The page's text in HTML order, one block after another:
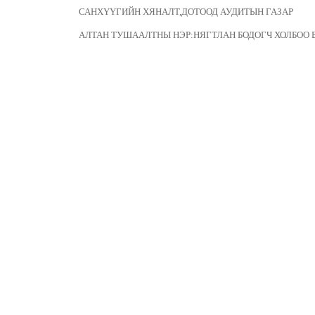
САНХҮҮГИЙН ХЯНАЛТ,ДОТООД АУДИТЫН ГАЗАР
АЛТАН ТУШААЛТНЫ НЭР:НЯГТЛАН БОДОГЧ ХОЛБОО